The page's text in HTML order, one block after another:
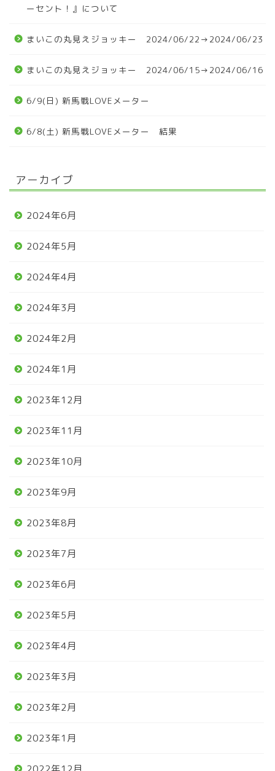
ーセント！』について
まいこの丸見えジョッキー 2024/06/22→2024/06/23
まいこの丸見えジョッキー 2024/06/15→2024/06/16
6/9(日) 新馬戦LOVEメーター
6/8(土) 新馬戦LOVEメーター 結果
アーカイブ
2024年6月
2024年5月
2024年4月
2024年3月
2024年2月
2024年1月
2023年12月
2023年11月
2023年10月
2023年9月
2023年8月
2023年7月
2023年6月
2023年5月
2023年4月
2023年3月
2023年2月
2023年1月